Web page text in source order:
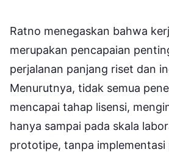
Ratno menegaskan bahwa
merupakan pencapaian
perjalanan panjang riset dan
Menurutnya, tidak semua
mencapai tahap lisensi,
hanya sampai pada skala
prototipe, tanpa implementasi